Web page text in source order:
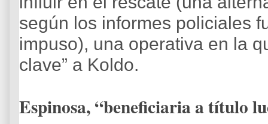
según los informes policiales
impuso), una operativa en la
clave” a Koldo.
Espinosa, “beneficiaria a título